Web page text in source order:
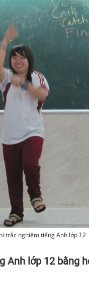
trắc nghiệm tiếng Anh lớp 12
Anh lớp 12 bằng